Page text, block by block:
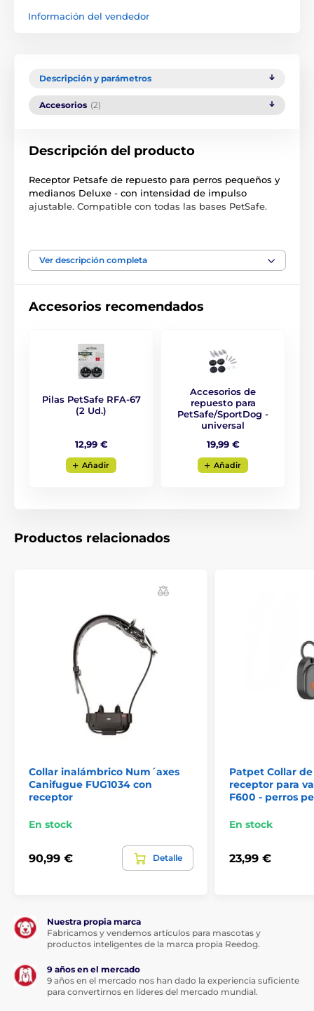
Información del vendedor
Descripción y parámetros
Accesorios (2)
Descripción del producto
Receptor Petsafe de repuesto para perros pequeños y
medianos Deluxe - con intensidad de impulso
ajustable. Compatible con todas las bases PetSafe.
carácter ilustrativo.
El producto aparece en las categorías
Por marca
PetSafe - receptores para cercas electrónicas
para perros
Ver descripción completa
Accesorios recomendados
Pilas PetSafe RFA-67
(2 Ud.)
12,99 €
Aňadir
Accesorios de
repuesto para
PetSafe/SportDog -
universal
19,99 €
Aňadir
Productos relacionados
Collar inalámbrico Num´axes
Canifugue FUG1034 con
receptor
En stock
90,99 € Detalle
Patpet Collar
receptor para
F600 - perros
En stock
23,99 €
Nuestra propia marca
Fabricamos y vendemos artículos para mascotas y
productos inteligentes de la marca propia Reedog.
9 años en el mercado
9 años en el mercado nos han dado la experiencia suficiente
para convertirnos en líderes del mercado mundial.